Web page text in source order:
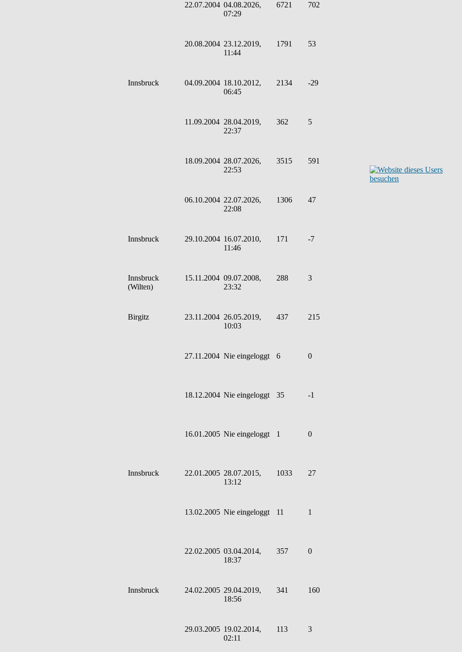
22.07.2004 04.08.2026,
07:29
6721 702
20.08.2004 23.12.2019,
11:44
1791 53
Innsbruck 04.09.2004 18.10.2012,
06:45
2134 -29
11.09.2004 28.04.2019,
22:37
362 5
18.09.2004 28.07.2026,
22:53
3515 591
06.10.2004 22.07.2026,
22:08
1306 47
Innsbruck 29.10.2004 16.07.2010,
11:46
171 -7
Innsbruck
(Wilten)
15.11.2004 09.07.2008,
23:32
288 3
Birgitz 23.11.2004 26.05.2019,
10:03
437 215
27.11.2004 Nie eingeloggt 6 0
18.12.2004 Nie eingeloggt 35 -1
16.01.2005 Nie eingeloggt 1 0
Innsbruck 22.01.2005 28.07.2015,
13:12
1033 27
13.02.2005 Nie eingeloggt 11 1
22.02.2005 03.04.2014,
18:37
357 0
Innsbruck 24.02.2005 29.04.2019,
18:56
341 160
29.03.2005 19.02.2014,
02:11
113 3